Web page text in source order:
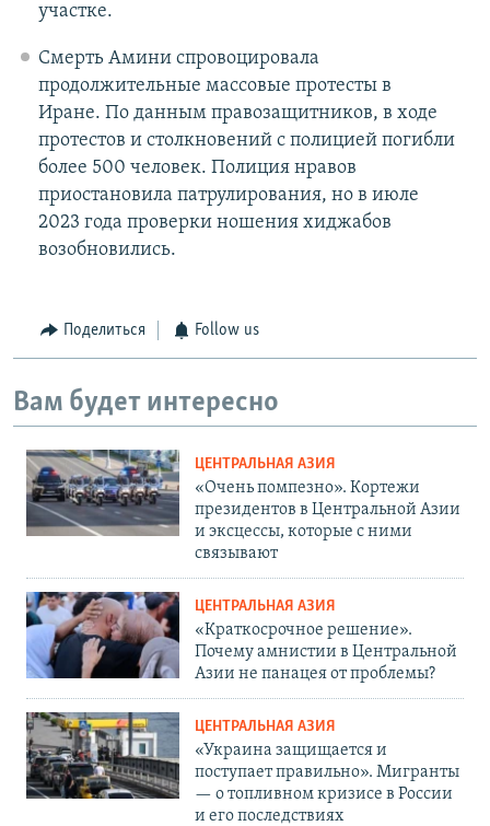
участке.
Смерть Амини спровоцировала
продолжительные массовые протесты в
Иране. По данным правозащитников, в ходе
протестов и столкновений с полицией погибли
более 500 человек. Полиция нравов
приостановила патрулирования, но в июле
2023 года проверки ношения хиджабов
возобновились.
Поделиться Follow us
Вам будет интересно
ЦЕНТРАЛЬНАЯ АЗИЯ
«Очень помпезно». Кортежи
президентов в Центральной Азии
и эксцессы, которые с ними
связывают
ЦЕНТРАЛЬНАЯ АЗИЯ
«Краткосрочное решение».
Почему амнистии в Центральной
Азии не панацея от проблемы?
ЦЕНТРАЛЬНАЯ АЗИЯ
«Украина защищается и
поступает правильно». Мигранты
— о топливном кризисе в России
и его последствиях